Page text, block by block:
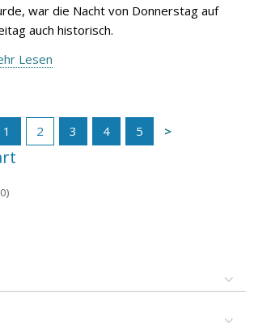
war die Nacht von Donnerstag auf
auch historisch.
Lesen
1 2 3 4 5